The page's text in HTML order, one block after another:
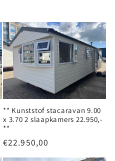
** Kunststof stacaravan 9.00
x 3.70 2 slaapkamers 22.950,-
**
Normale
prijs
€22.950,00